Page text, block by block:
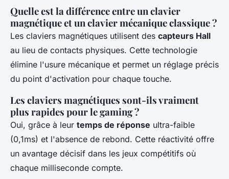
Quelle est la différence entre un clavier
magnétique et un clavier mécanique classique ?
Les claviers magnétiques utilisent des capteurs Hall
au lieu de contacts physiques. Cette technologie
élimine l'usure mécanique et permet un réglage précis
du point d'activation pour chaque touche.
Les claviers magnétiques sont-ils vraiment
plus rapides pour le gaming ?
Oui, grâce à leur temps de réponse ultra-faible
(0,1ms) et l'absence de rebond. Cette réactivité offre
un avantage décisif dans les jeux compétitifs où
chaque milliseconde compte.